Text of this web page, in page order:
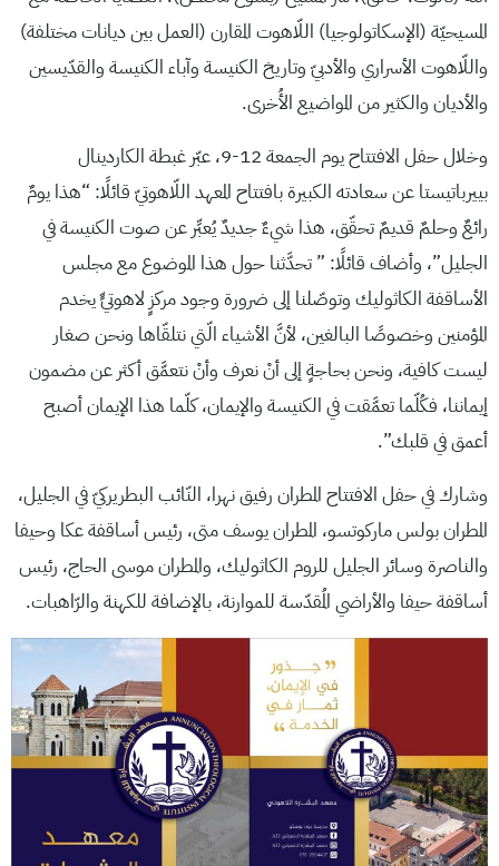
المسيحيّة (الإسكاتولوجيا) اللّاهوت المقارن (العمل بين ديانات مختلفة)
واللّاهوت الأسراري والأدبيّ وتاريخ الكنيسة وآباء الكنيسة والقدّيسين
والأديان والكثير من المواضيع الأُخرى.
وخلال حفل الافتتاح يوم الجمعة 12-9، عبّر غبطة الكاردينال
بييرباتيستا عن سعادته الكبيرة بافتتاح المعهد اللّاهوتيّ قائلًا: “هذا يومٌ
رائعٌ وحلمٌ قديمٌ تحقّق، هذا شيءٌ جديدٌ يُعبِّر عن صوت الكنيسة في
الجليل”، وأضاف قائلًا: ” تحدَّثنا حول هذا الموضوع مع مجلس
الأساقفة الكاثوليك وتوصّلنا إلى ضرورة وجود مركزٍ لاهوتيٍّ يخدم
المؤمنين وخصوصًا البالغين، لأنَّ الأشياء الّتي نتلقّاها ونحن صغار
ليست كافية، ونحن بحاجةٍ إلى أنْ نعرف وأنْ نتعمَّق أكثر عن مضمون
إيماننا، فكُلّما تعمَّقت في الكنيسة والإيمان، كلّما هذا الإيمان أصبح
أعمق في قلبك”.
وشارك في حفل الافتتاح المطران رفيق نهرا، النّائب البطريركيّ في الجليل،
المطران بولس ماركوتسو، المطران يوسف متى، رئيس أساقفة عكا وحيفا
والناصرة وسائر الجليل للروم الكاثوليك، والمطران موسى الحاج، رئيس
أساقفة حيفا والأراضي المُقدّسة للموارنة، بالإضافة للكهنة والرّاهبات.